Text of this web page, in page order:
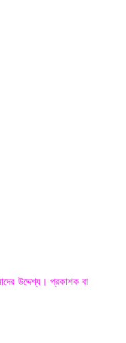
উদ্দেশ্য। প্রকাশক বা